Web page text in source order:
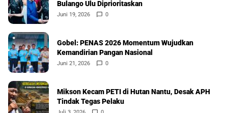
Bulango Ulu Diprioritaskan
Juni 19, 2026 0
Gobel: PENAS 2026 Momentum Wujudkan
Kemandirian Pangan Nasional
Juni 21, 2026 0
Mikson Kecam PETI di Hutan Nantu, Desak APH
Tindak Tegas Pelaku